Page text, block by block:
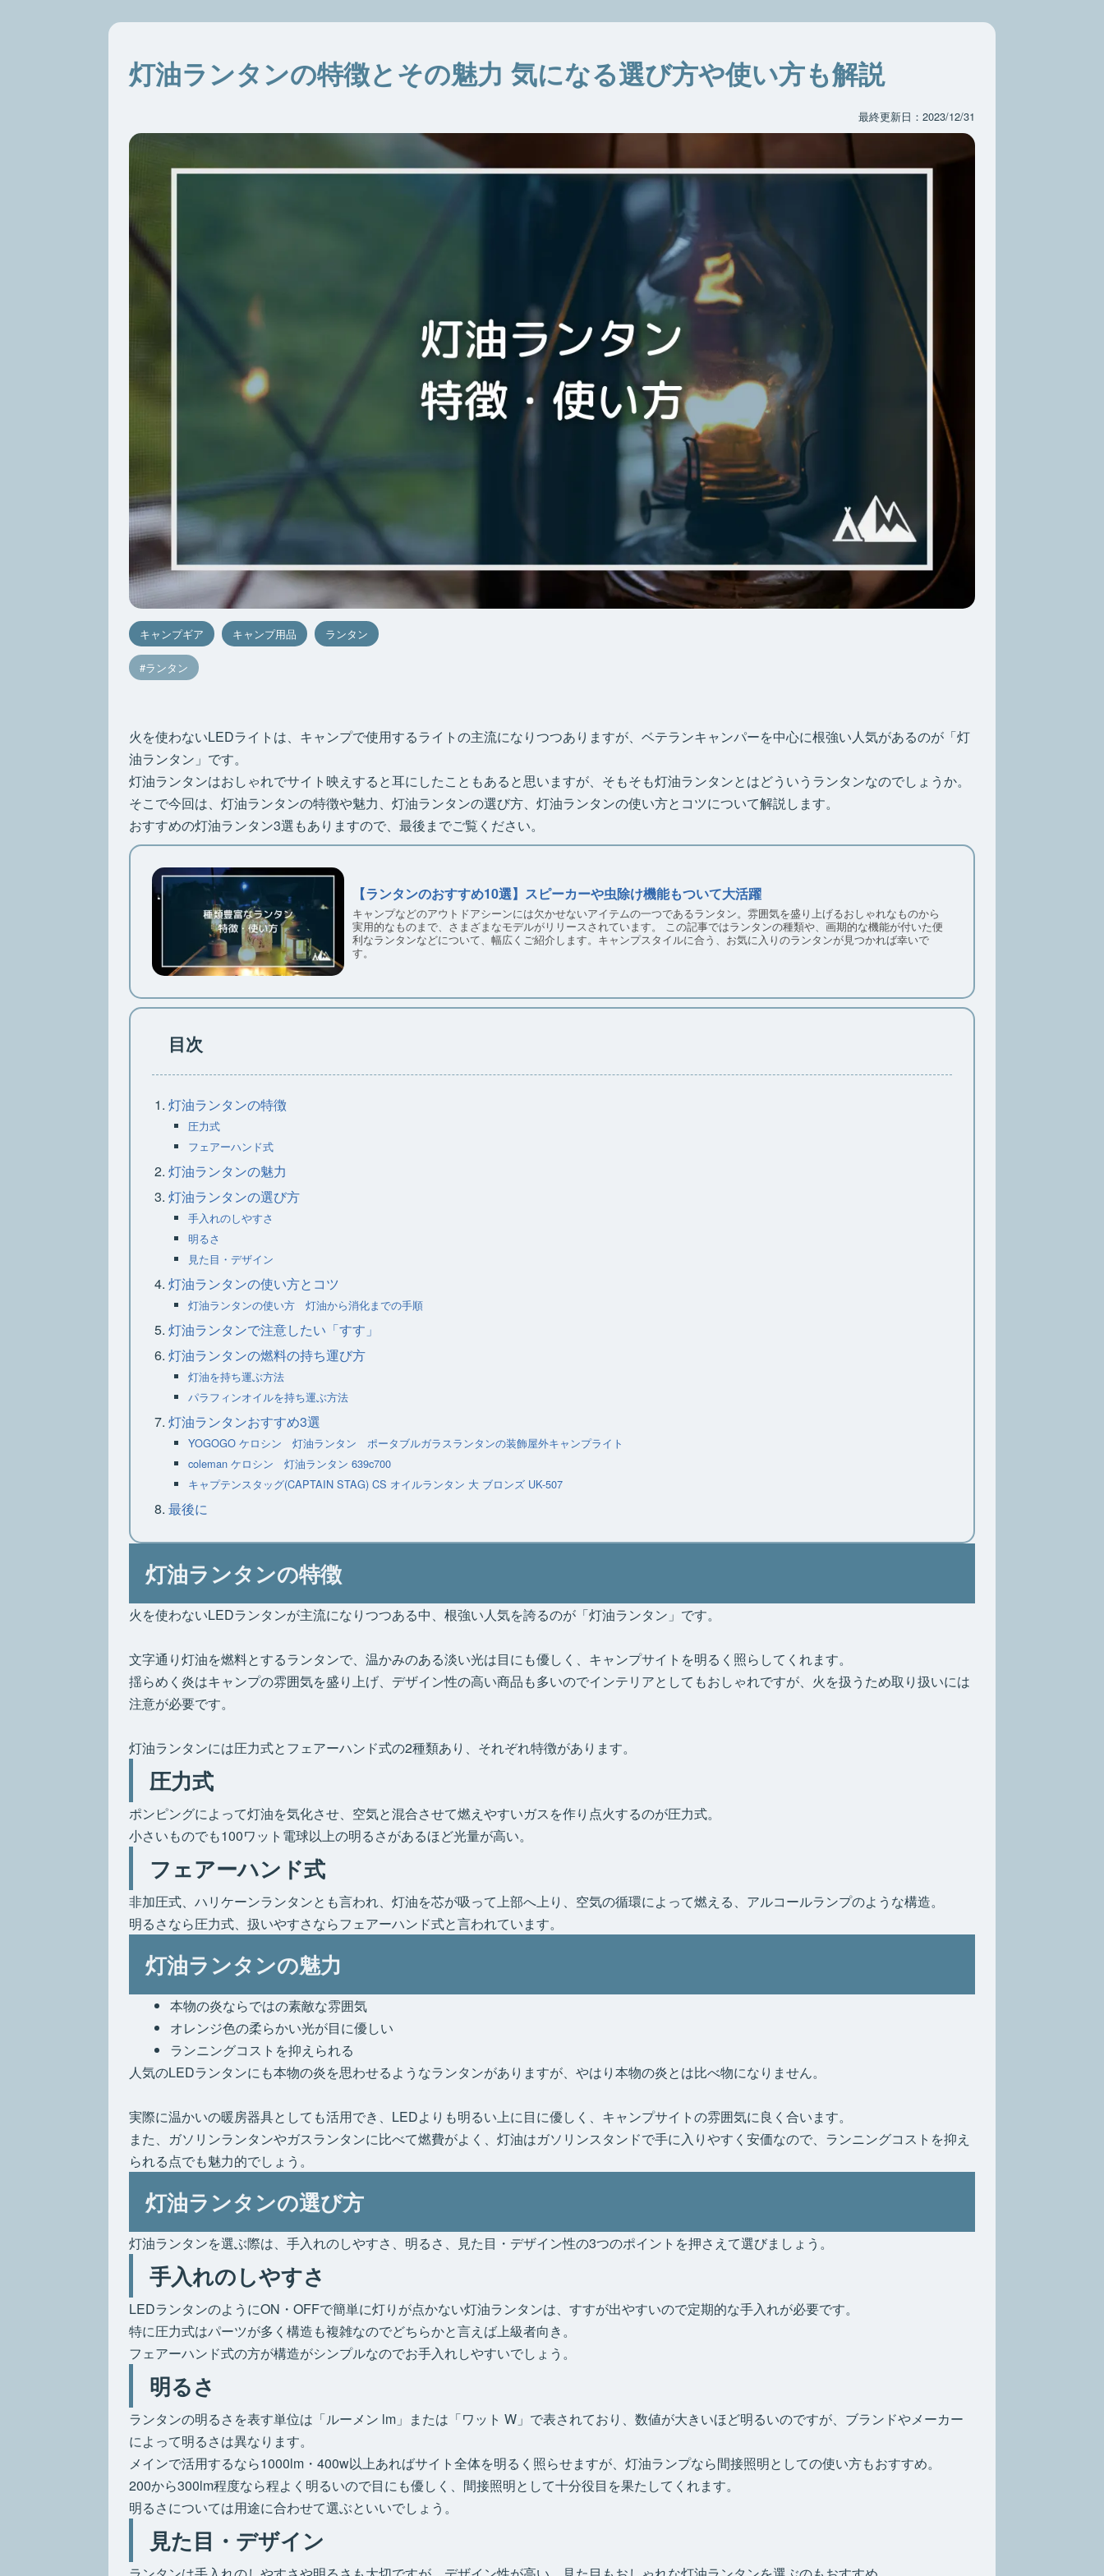
灯油ランタンの特徴とその魅力 気になる選び方や使い方も解説
最終更新日：2023/12/31
キャンプギア キャンプ用品 ランタン
ランタン
火を使わないLEDライトは、キャンプで使用するライトの主流になりつつありますが、ベテランキャンパーを中心に根強い人気があるのが「灯
油ランタン」です。
灯油ランタンはおしゃれでサイト映えすると耳にしたこともあると思いますが、そもそも灯油ランタンとはどういうランタンなのでしょうか。
そこで今回は、灯油ランタンの特徴や魅力、灯油ランタンの選び方、灯油ランタンの使い方とコツについて解説します。
おすすめの灯油ランタン3選もありますので、最後までご覧ください。
【ランタンのおすすめ10選】スピーカーや虫除け機能もついて大活躍
キャンプなどのアウトドアシーンには欠かせないアイテムの一つであるランタン。雰囲気を盛り上げるおしゃれなものから
実用的なものまで、さまざまなモデルがリリースされています。 この記事ではランタンの種類や、画期的な機能が付いた便
利なランタンなどについて、幅広くご紹介します。キャンプスタイルに合う、お気に入りのランタンが見つかれば幸いで
す。
目次
灯油ランタンの特徴
圧力式
フェアーハンド式
灯油ランタンの魅力
灯油ランタンの選び方
手入れのしやすさ
明るさ
見た目・デザイン
灯油ランタンの使い方とコツ
灯油ランタンの使い方 灯油から消化までの手順
灯油ランタンで注意したい「すす」
灯油ランタンの燃料の持ち運び方
灯油を持ち運ぶ方法
パラフィンオイルを持ち運ぶ方法
灯油ランタンおすすめ3選
YOGOGO ケロシン 灯油ランタン ポータブルガラスランタンの装飾屋外キャンプライト
coleman ケロシン 灯油ランタン 639c700
キャプテンスタッグ(CAPTAIN STAG) CS オイルランタン 大 ブロンズ UK-507
最後に
灯油ランタンの特徴
火を使わないLEDランタンが主流になりつつある中、根強い人気を誇るのが「灯油ランタン」です。
文字通り灯油を燃料とするランタンで、温かみのある淡い光は目にも優しく、キャンプサイトを明るく照らしてくれます。
揺らめく炎はキャンプの雰囲気を盛り上げ、デザイン性の高い商品も多いのでインテリアとしてもおしゃれですが、火を扱うため取り扱いには
注意が必要です。
灯油ランタンには圧力式とフェアーハンド式の2種類あり、それぞれ特徴があります。
圧力式
ポンピングによって灯油を気化させ、空気と混合させて燃えやすいガスを作り点火するのが圧力式。
小さいものでも100ワット電球以上の明るさがあるほど光量が高い。
フェアーハンド式
非加圧式、ハリケーンランタンとも言われ、灯油を芯が吸って上部へ上り、空気の循環によって燃える、アルコールランプのような構造。
明るさなら圧力式、扱いやすさならフェアーハンド式と言われています。
灯油ランタンの魅力
本物の炎ならではの素敵な雰囲気
オレンジ色の柔らかい光が目に優しい
ランニングコストを抑えられる
人気のLEDランタンにも本物の炎を思わせるようなランタンがありますが、やはり本物の炎とは比べ物になりません。
実際に温かいの暖房器具としても活用でき、LEDよりも明るい上に目に優しく、キャンプサイトの雰囲気に良く合います。
また、ガソリンランタンやガスランタンに比べて燃費がよく、灯油はガソリンスタンドで手に入りやすく安価なので、ランニングコストを抑え
られる点でも魅力的でしょう。
灯油ランタンの選び方
灯油ランタンを選ぶ際は、手入れのしやすさ、明るさ、見た目・デザイン性の3つのポイントを押さえて選びましょう。
手入れのしやすさ
LEDランタンのようにON・OFFで簡単に灯りが点かない灯油ランタンは、すすが出やすいので定期的な手入れが必要です。
特に圧力式はパーツが多く構造も複雑なのでどちらかと言えば上級者向き。
フェアーハンド式の方が構造がシンプルなのでお手入れしやすいでしょう。
明るさ
ランタンの明るさを表す単位は「ルーメン lm」または「ワット W」で表されており、数値が大きいほど明るいのですが、ブランドやメーカー
によって明るさは異なります。
メインで活用するなら1000lm・400w以上あればサイト全体を明るく照らせますが、灯油ランプなら間接照明としての使い方もおすすめ。
200から300lm程度なら程よく明るいので目にも優しく、間接照明として十分役目を果たしてくれます。
明るさについては用途に合わせて選ぶといいでしょう。
見た目・デザイン